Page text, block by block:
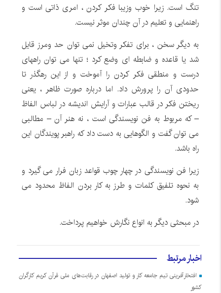
تنگ است. زیرا خوب وزیبا فکر کردن ، امری ذاتی است و
راهنمایی و تعلیم در آن چندان موثر نیست.
به دیگر سخن ، برای تفکر وتخیل نمی توان حد ومرز قایل
شد یا قاعده و ضابطه ای وضع کرد ؛ تنها می توان راههای
درست و منطقی فکر کردن را آموخت و از این رهگذر تا
حدودی آن را پرورش داد. اما درباره صورت ظاهر ، یعنی
ریختن فکر در قالب عبارات و آرایش اندیشه در لباس الفاظ
– که مربوط به فن نویسندگی است ، نه هنر آن – مطالبی
می توان گفت و الگوهایی به دست داد که راهبر پویندگان این
راه باشد.
زیرا فن نویسندگی در چهار چوب قواعد زبان فرار می گیرد و
به نحوه تلفیق کلمات و طرز به کار بردن الفاظ محدود می
شود.
در مبحثی دیگر به انواع نگارش خواهیم پرداخت.
اخبار مرتبط
افتخارآفرینی تیم جامعه کار و تولید اصفهان در رقابت‌های ملی قرآن کریم کارگران
کشور